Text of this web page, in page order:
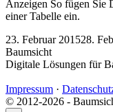
Anzeigen So fügen Sie
einer Tabelle ein.
23. Februar 201528.
Baumsicht
Digitale Lösungen für
Impressum ·
© 2012-2026 -